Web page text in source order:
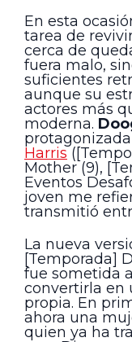
En esta
tarea de
cerca de
fuera malo,
suficientes
aunque su
actores más
moderna.
Harris
Mother (9),
Eventos
joven me
transmitió
La nueva
[Temporada]
fue sometida
convertirla en
propia. En
ahora una
quien ya ha